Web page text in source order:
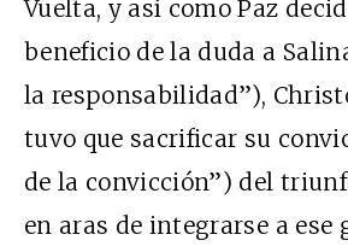
Vuelta, y así como Paz
beneficio de la duda a
la responsabilidad”),
tuvo que sacrificar su
de la convicción”) del
en aras de integrarse a ese